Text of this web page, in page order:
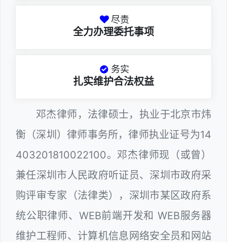
尽责
全力办理委托事项
务实
扎实维护合法权益
邓杰律师，法律硕士，执业于北京市炜
衡（深圳）律师事务所，律师执业证号为14
403201810022100。邓杰律师现（或曾）
兼任深圳市人民政府听证员、深圳市政府采
购评审专家（法律类），深圳市某区政府系
统公职律师、WEB前端开发和 WEB服务器
维护工程师、计算机信息网络安全员和网站